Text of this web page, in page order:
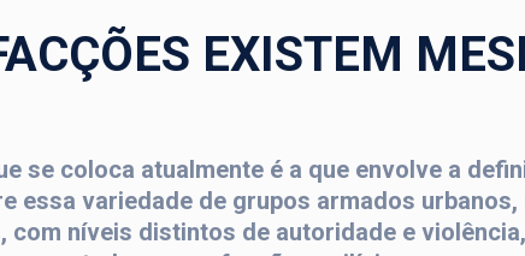
EXISTEM
se coloca atualmente é a que envolve a
essa variedade de grupos armados urbanos,
níveis distintos de autoridade e